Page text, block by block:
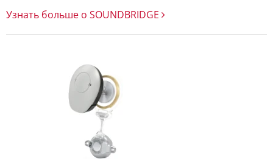
Узнать больше о SOUNDBRIDGE